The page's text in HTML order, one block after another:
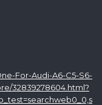
For-Audi-A6-C5-S6-
32839278604.html?